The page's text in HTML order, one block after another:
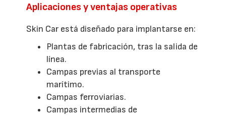
Aplicaciones y ventajas operativas
Skin Car está diseñado para implantarse en:
Plantas de fabricación, tras la salida de
línea.
Campas previas al transporte
marítimo.
Campas ferroviarias.
Campas intermedias de